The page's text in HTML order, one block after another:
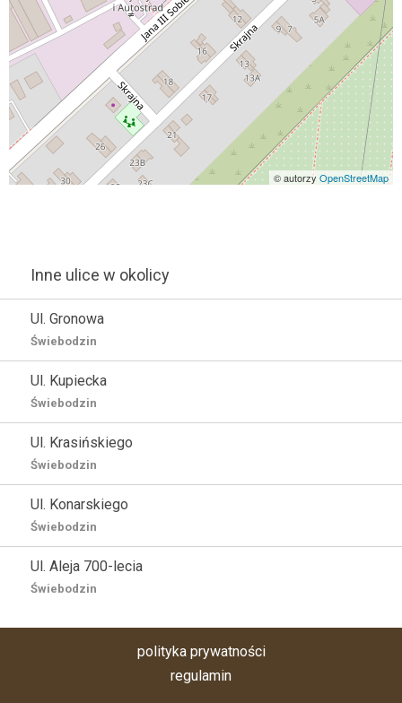
© autorzy OpenStreetMap
Inne ulice w okolicy
Ul. Gronowa
Świebodzin
Ul. Kupiecka
Świebodzin
Ul. Krasińskiego
Świebodzin
Ul. Konarskiego
Świebodzin
Ul. Aleja 700-lecia
Świebodzin
polityka prywatności
regulamin